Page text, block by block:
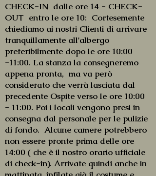
CHECK-IN dalle ore 14 - CHECK-
OUT entro le ore 10: Cortesemente
chiediamo ai nostri Clienti di arrivare
tranquillamente all'albergo
preferibilmente dopo le ore 10:00
-11:00. La stanza la consegneremo
appena pronta, ma va però
considerato che verrà lasciata dal
precedente Ospite verso le ore 10:00
- 11:00. Poi i locali vengono presi in
consegna dal personale per le pulizie
di fondo. Alcune camere potrebbero
non essere pronte prima delle ore
14:00 ( che è il nostro orario ufficiale
di check-in). Arrivate quindi anche in